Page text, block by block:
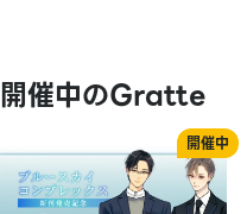
開催中のGratte